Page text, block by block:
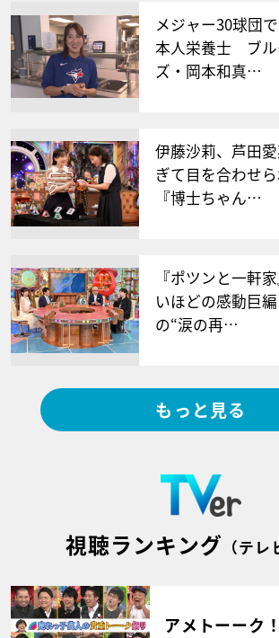
メジャー30球団
本人栄養士 ブル
ズ・岡本和真…
伊藤沙莉、芦田
ぎて目を合わせ
『博士ちゃん…
『ポツンと一軒
いほどの感動巨
の“涙の再…
もっと見る
視聴ランキング （テレ
アメトーーク！